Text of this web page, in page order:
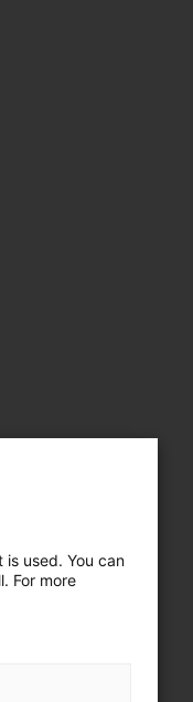
used. You can
For more